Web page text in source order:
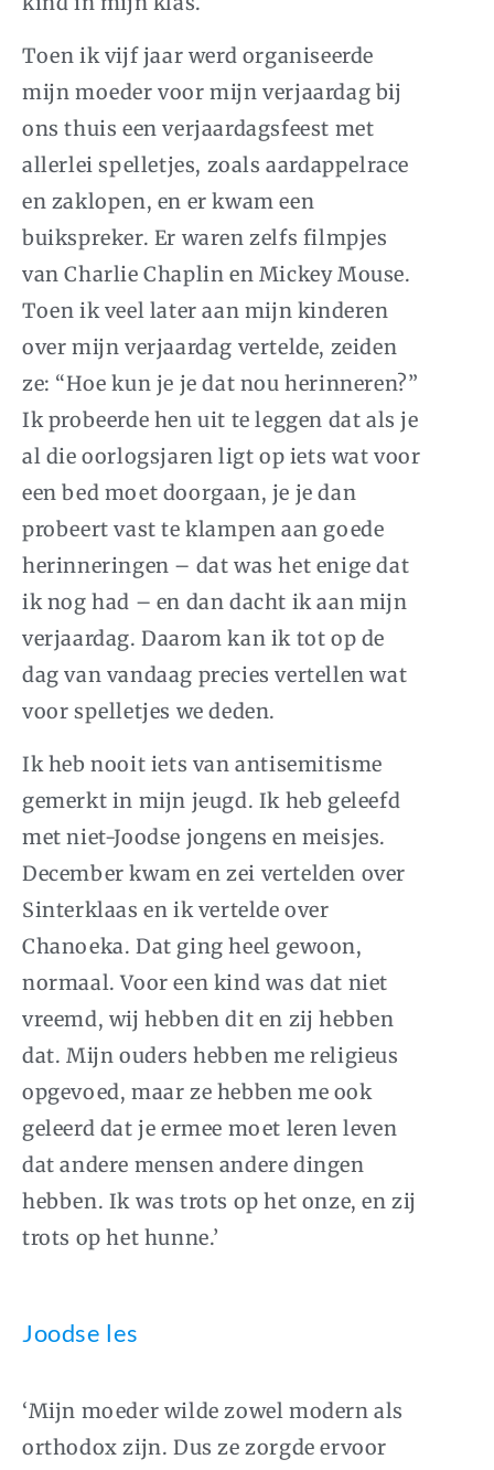
Toen ik vijf jaar werd organiseerde
mijn moeder voor mijn verjaardag bij
ons thuis een verjaardagsfeest met
allerlei spelletjes, zoals aardappelrace
en zaklopen, en er kwam een
buikspreker. Er waren zelfs filmpjes
van Charlie Chaplin en Mickey Mouse.
Toen ik veel later aan mijn kinderen
over mijn verjaardag vertelde, zeiden
ze: “Hoe kun je je dat nou herinneren?”
Ik probeerde hen uit te leggen dat als je
al die oorlogsjaren ligt op iets wat voor
een bed moet doorgaan, je je dan
probeert vast te klampen aan goede
herinneringen – dat was het enige dat
ik nog had – en dan dacht ik aan mijn
verjaardag. Daarom kan ik tot op de
dag van vandaag precies vertellen wat
voor spelletjes we deden.
Ik heb nooit iets van antisemitisme
gemerkt in mijn jeugd. Ik heb geleefd
met niet-Joodse jongens en meisjes.
December kwam en zei vertelden over
Sinterklaas en ik vertelde over
Chanoeka. Dat ging heel gewoon,
normaal. Voor een kind was dat niet
vreemd, wij hebben dit en zij hebben
dat. Mijn ouders hebben me religieus
opgevoed, maar ze hebben me ook
geleerd dat je ermee moet leren leven
dat andere mensen andere dingen
hebben. Ik was trots op het onze, en zij
trots op het hunne.’
Joodse les
‘Mijn moeder wilde zowel modern als
orthodox zijn. Dus ze zorgde ervoor